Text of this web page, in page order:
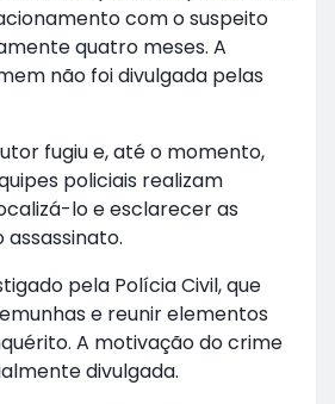
com o suspeito
quatro meses. A
não foi divulgada pelas
fugiu e, até o momento,
policiais realizam
lo e esclarecer as
pela Polícia Civil, que
e reunir elementos
A motivação do crime
divulgada.